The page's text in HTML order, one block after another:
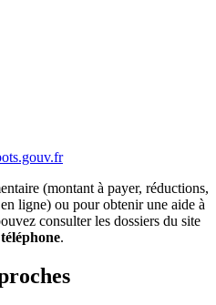
(montant à payer, réductions,
ligne) ou pour obtenir une aide à
consulter les dossiers du site
.